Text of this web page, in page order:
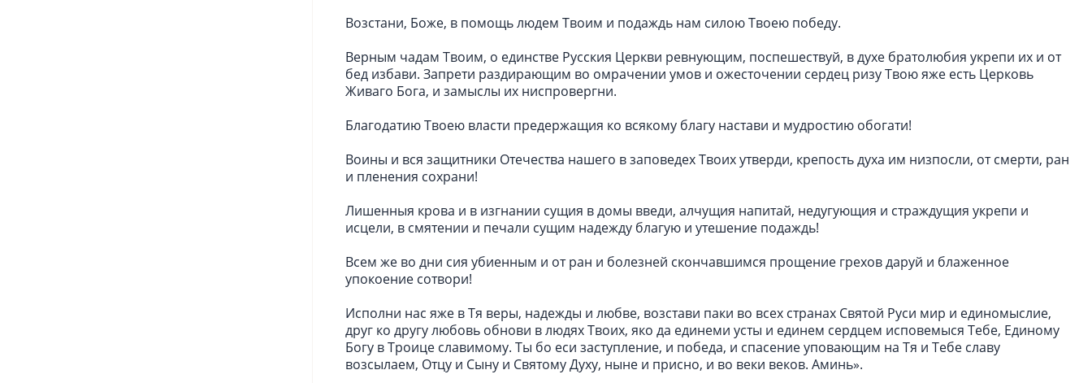
Возстани, Боже, в помощь людем Твоим и подаждь нам силою Твоею победу.
Верным чадам Твоим, о единстве Русския Церкви ревнующим, поспешествуй, в духе братолюбия укрепи их и от
бед избави. Запрети раздирающим во омрачении умов и ожесточении сердец ризу Твою яже есть Церковь
Живаго Бога, и замыслы их ниспровергни.
Благодатию Твоею власти предержащия ко всякому благу настави и мудростию обогати!
Воины и вся защитники Отечества нашего в заповедех Твоих утверди, крепость духа им низпосли, от смерти, ран
и пленения сохрани!
Лишенныя крова и в изгнании сущия в домы введи, алчущия напитай, недугующия и страждущия укрепи и
исцели, в смятении и печали сущим надежду благую и утешение подаждь!
Всем же во дни сия убиенным и от ран и болезней скончавшимся прощение грехов даруй и блаженное
упокоение сотвори!
Исполни нас яже в Тя веры, надежды и любве, возстави паки во всех странах Святой Руси мир и единомыслие,
друг ко другу любовь обнови в людях Твоих, яко да единеми усты и единем сердцем исповемыся Тебе, Единому
Богу в Троице славимому. Ты бо еси заступление, и победа, и спасение уповающим на Тя и Тебе славу
возсылаем, Отцу и Сыну и Святому Духу, ныне и присно, и во веки веков. Аминь».